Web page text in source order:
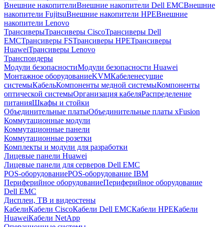
Внешние накопителиВнешние накопители Dell EMCВнешние
накопители FujitsuВнешние накопители HPEВнешние
накопители Lenovo
ТрансиверыТрансиверы CiscoТрансиверы Dell
EMCТрансиверы FSТрансиверы HPEТрансиверы
HuaweiТрансиверы Lenovo
Транспондеры
Модули безопасностиМодули безопасности Huawei
Монтажное оборудованиеKVMКабеленесущие
системыКабельКомпоненты медной системыКомпоненты
оптической системыОрганизация кабеляРаспределение
питанияШкафы и стойки
Объединительные платыОбъединительные платы xFusion
Коммутационные модули
Коммутационные панели
Коммутационные розетки
Комплекты и модули для разработки
Лицевые панели Huawei
Лицевые панели для серверов Dell EMC
POS-оборудованиеPOS-оборудование IBM
Периферийное оборудованиеПериферийное оборудование
Dell EMC
Дисплеи, ТВ и видеостены
КабелиКабели CiscoКабели Dell EMCКабели HPEКабели
HuaweiКабели NetApp